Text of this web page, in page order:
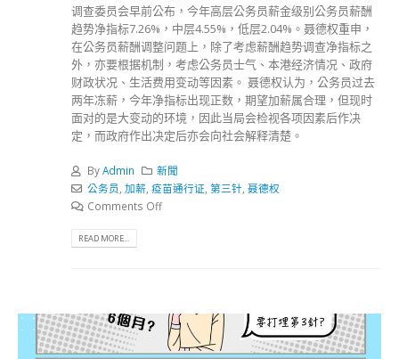
调查委员会早前公布，今年高层公务员薪金级别公务员薪酬
趋势净指标7.26%，中层4.55%，低层2.04%。聂德权重申，
在公务员薪酬调整问题上，除了考虑薪酬趋势调查净指标之
外，亦要根据机制，考虑公务员士气、本港经济情况、政府
财政状况、生活费用变动等因素。 聂德权认为，公务员过去
两年冻薪，今年净指标出现正数，期望加薪属合理，但现时
面对的是大变动的环境，因此当局会检视各项因素后作决
定，而政府作出决定后亦会向社会解释清楚。
ByAdmin
新聞
公务员 加薪, 疫苗通行证 第三针, 聂德权
Comments Off
READ MORE...